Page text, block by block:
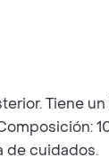
Tiene
de cuidados.